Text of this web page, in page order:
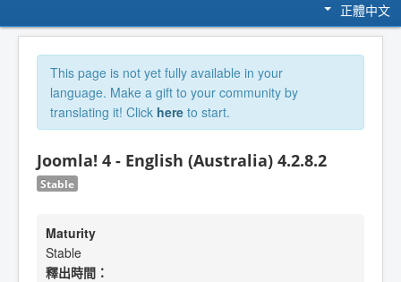
正體中文
This page is not yet fully available in your
language. Make a gift to your community by
translating it! Click here to start.
Joomla! 4 - English (Australia) 4.2.8.2
Stable
Maturity
Stable
釋出時間：